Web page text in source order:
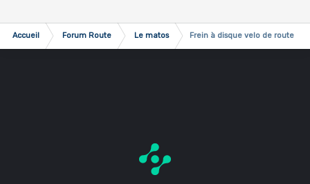
Accueil Forum Route Le matos Frein à disque velo de route